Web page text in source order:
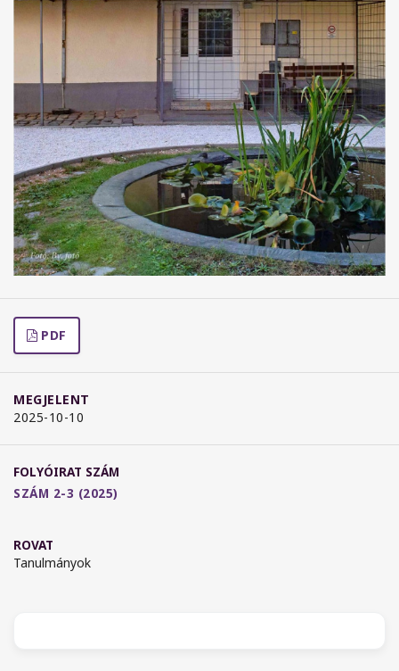
PDF
MEGJELENT
2025-10-10
FOLYÓIRAT SZÁM
SZÁM 2-3 (2025)
ROVAT
Tanulmányok